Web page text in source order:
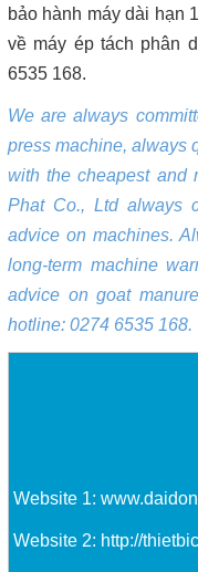
bảo hành máy dài hạn
về máy ép tách phân
6535 168.
We are always
press machine, always
with the cheapest and
Phat Co., Ltd always
advice on machines.
long-term machine
advice on goat
hotline: 0274 6535 168.
Website 1:
Website 2: http://